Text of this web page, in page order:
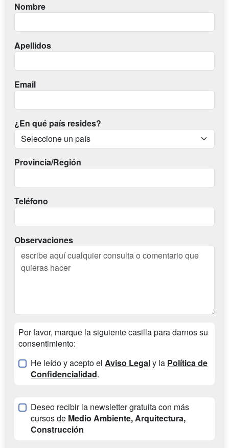
Nombre
Apellidos
Email
¿En qué país resides?
Provincia/Región
Teléfono
Observaciones
Por favor, marque la siguiente casilla para darnos su
consentimiento:
He leído y acepto el Aviso Legaly la Política de
Confidencialidad.
Deseo recibir la newsletter gratuita con más
cursos de Medio Ambiente, Arquitectura,
Construcción